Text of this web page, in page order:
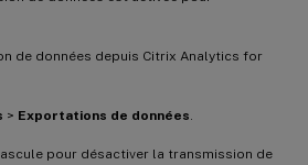
de données depuis Citrix Analytics for
> Exportations de données
pour désactiver la transmission de